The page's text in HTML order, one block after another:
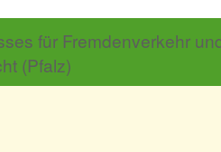
für Fremdenverkehr
(Pfalz)